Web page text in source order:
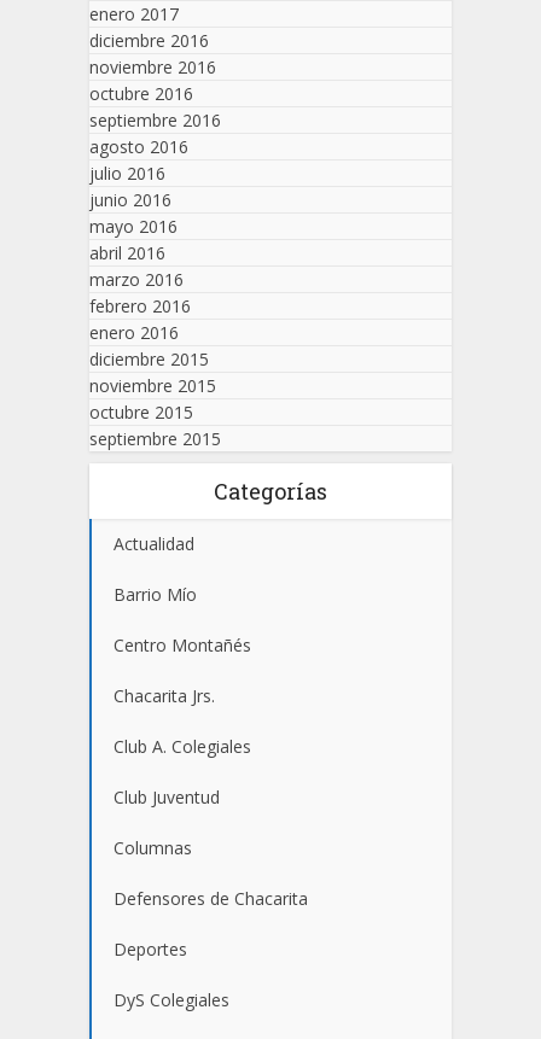
enero 2017
diciembre 2016
noviembre 2016
octubre 2016
septiembre 2016
agosto 2016
julio 2016
junio 2016
mayo 2016
abril 2016
marzo 2016
febrero 2016
enero 2016
diciembre 2015
noviembre 2015
octubre 2015
septiembre 2015
Categorías
Actualidad
Barrio Mío
Centro Montañés
Chacarita Jrs.
Club A. Colegiales
Club Juventud
Columnas
Defensores de Chacarita
Deportes
DyS Colegiales